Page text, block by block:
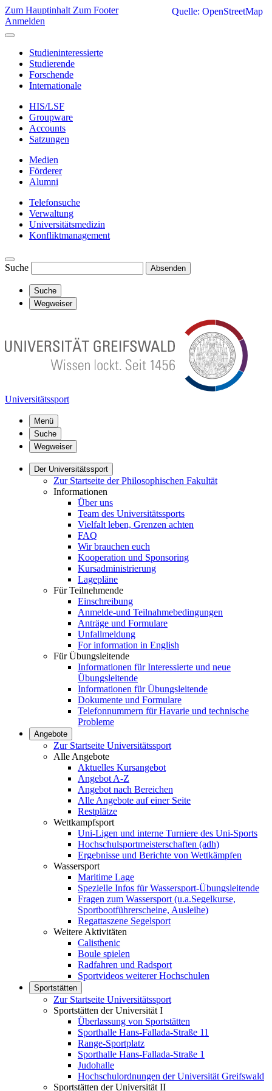
Zum Hauptinhalt Zum Footer
Anmelden
Studieninteressierte
Studierende
Forschende
Internationale
HIS/LSF
Groupware
Accounts
Satzungen
Medien
Förderer
Alumni
Telefonsuche
Verwaltung
Universitätsmedizin
Konfliktmanagement
Suche Absenden
Suche
Wegweiser
Universitätssport
Menü
Suche
Wegweiser
Der Universitätssport
Zur Startseite der Philosophischen Fakultät
Informationen
Über uns
Team des Universitätssports
Vielfalt leben, Grenzen achten
FAQ
Wir brauchen euch
Kooperation und Sponsoring
Kursadministrierung
Lagepläne
Für Teilnehmende
Einschreibung
Anmelde-und Teilnahmebedingungen
Anträge und Formulare
Unfallmeldung
For information in English
Für Übungsleitende
Informationen für Interessierte und neue
Übungsleitende
Informationen für Übungsleitende
Dokumente und Formulare
Telefonnummern für Havarie und technische
Probleme
Angebote
Zur Startseite Universitätssport
Alle Angebote
Aktuelles Kursangebot
Angebot A-Z
Angebot nach Bereichen
Alle Angebote auf einer Seite
Restplätze
Wettkampfsport
Uni-Ligen und interne Turniere des Uni-Sports
Hochschulsportmeisterschaften (adh)
Ergebnisse und Berichte von Wettkämpfen
Wassersport
Maritime Lage
Spezielle Infos für Wassersport-Übungsleitende
Fragen zum Wassersport (u.a.Segelkurse,
Sportbootführerscheine, Ausleihe)
Regattaszene Segelsport
Weitere Aktivitäten
Calisthenic
Boule spielen
Radfahren und Radsport
Sportvideos weiterer Hochschulen
Sportstätten
Zur Startseite Universitätssport
Sportstätten der Universität I
Überlassung von Sportstätten
Sporthalle Hans-Fallada-Straße 11
Range-Sportplatz
Sporthalle Hans-Fallada-Straße 1
Judohalle
Hochschulordnungen der Universität Greifswald
Sportstätten der Universität II
Quelle: OpenStreetMap